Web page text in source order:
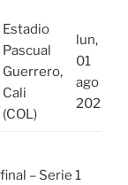
Estadio
Pascual
Guerrero,
Cali
(COL)
lun,
01
ago
2022
– Serie 1